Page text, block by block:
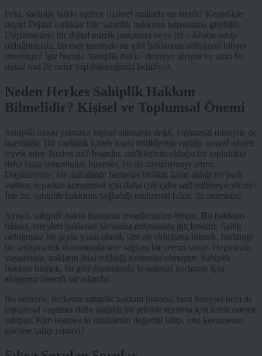
Peki, sahiplik hakkı sadece fiziksel mallarla mı sınırlı? Kesinlikle
hayır! Dijital varlıklar bile sahiplik hakkının kapsamına girebilir.
Düşünsenize, bir dijital müzik parçasına veya bir e-kitaba sahip
olduğunuzda, bu eser üzerinde ne gibi haklarınız olduğunu biliyor
musunuz? İşte burada ’sahiplik hakkı’ devreye giriyor ve sizin bu
dijital mal ile neler yapabileceğinizi belirliyor.
Neden Herkes Sahiplik Hakkını
Bilmelidir? Kişisel ve Toplumsal Önemi
Sahiplik hakkı yalnızca kişisel alanlarda değil, toplumsal düzeyde de
önemlidir. Bir topluluk içinde toplu mülkiyetin varlığı, sosyal adaleti
teşvik eder. Neden mi? İnsanlar, mülklerinin olduğu bir toplulukta
daha fazla sorumluluk hisseder, bu da dayanışmayı artırır.
Düşünsenize, bir mahallede herkesin birlikte karar aldığı bir park
varken, o parkın korunması için daha çok çaba sarf edilmeyecek mi?
İşte bu, sahiplik hakkının sağladığı toplumsal bilinç ile mümkün.
Ayrıca, sahiplik hakkı hukukun temellerinden biridir. Bu hakların
bilinci, bireyleri haklarını savunma noktasında güçlendirir. Sahip
olduğunuz bir şeyin yasal olarak size ait olduğunu bilmek, herhangi
bir anlaşmazlık durumunda size sağlam bir zemin sunar. Hepimizin
yaşamında, hakların ihlal edildiği zamanlar olmuştur. Sahiplik
hakkını bilmek, bu gibi durumlarda kendimizi korumak için
aldığımız önemli bir adımdır.
Bu nedenle, herkesin sahiplik hakkını bilmesi, hem bireysel hem de
toplumsal yaşamın daha sağlıklı bir şekilde sürmesi için kritik öneme
sahiptir. Kim istemez ki mülkünün değerini bilip, onu korumanın
gücüne sahip olmayı?